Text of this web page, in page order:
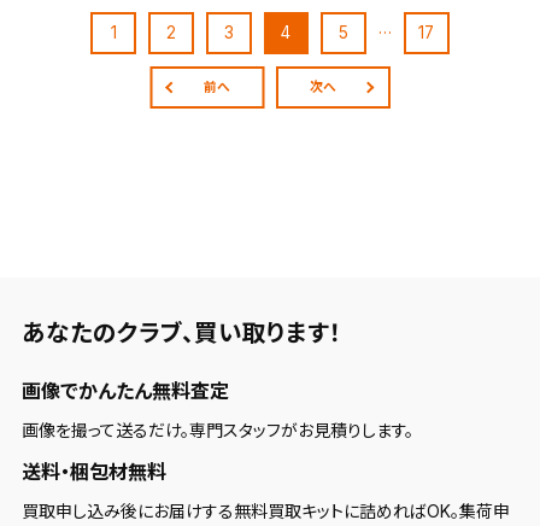
前へ
1 2 3 4 5 … 17
次へ
あなたのクラブ、 買い取ります！
画像でかんたん無料査定
画像を撮って送るだけ。専門スタッフがお見積りします。
送料・梱包材無料
買取申し込み後にお届けする無料買取キットに詰めればOK。集荷申